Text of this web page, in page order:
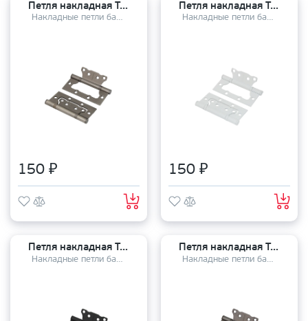
Петля накладная TANDOOR TD100-2S steel (100*75*2,5) GRF
Накладные петли бабочки
150 ₽
Петля накладная TANDOOR TD100-2S steel (100*75*2,5) WHITE
Накладные петли бабочки
150 ₽
Петля накладная TANDOOR TD100-2S steel (100*75*2,5) BLACK
Накладные петли бабочки
Петля накладная TANDOOR TD100-2S steel (100*75*2,5) BN
Накладные петли бабочки